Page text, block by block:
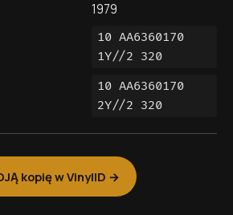
1979
10 AA6360170
1Y//2 320
10 AA6360170
2Y//2 320
kopię w VinylID →